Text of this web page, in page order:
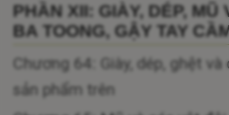
PHẦN XII: GIÀY, DÉP,
BA TOONG, GẬY TAY
Chương 64: Giày, dép, ghệt
sản phẩm trên